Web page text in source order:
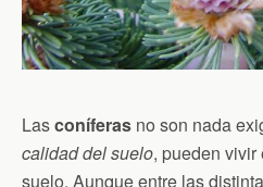
Lasconíferas no son nada
calidad del suelo, pueden
suelo. Aunque entre las